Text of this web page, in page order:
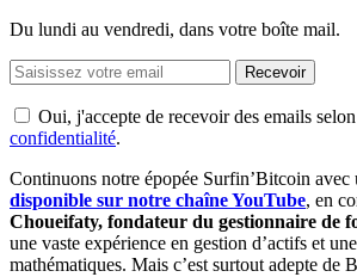
Du lundi au vendredi, dans votre boîte mail.
Recevoir
Oui, j'accepte de recevoir des emails
confidentialité.
Continuons notre épopée Surfin’Bitcoin avec
disponible sur notre chaîne YouTube, en
Choueifaty, fondateur du gestionnaire de
une vaste expérience en gestion d’actifs et
mathématiques. Mais c’est surtout adepte de